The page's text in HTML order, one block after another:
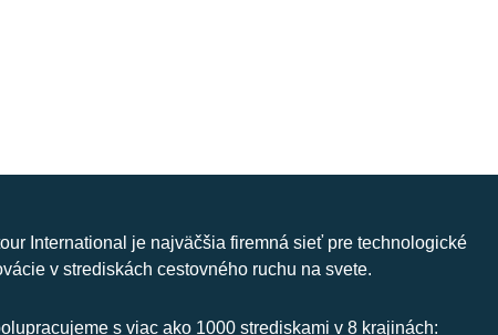
International je najväčšia firemná sieť pre technologické
v strediskách cestovného ruchu na svete.
s viac ako 1000 strediskami v 8 krajinách: